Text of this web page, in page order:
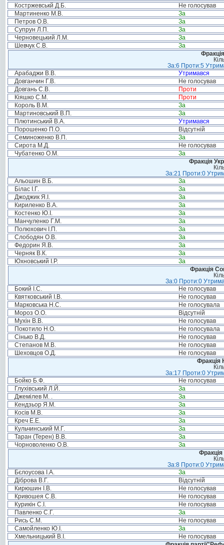
Костржевськй Д.Б.
Не голосував
Мартиненко М.В.
За
Петров О.В.
За
Супрун Л.П.
За
Черновецький Л.М.
За
Шевчук С.В.
За
За:6 Проти:5
Арабаджи В.В.
Утримався
Довганчин Г.В.
Не голосував
Довгань С.В.
Проти
Кіяшко С.М.
Проти
Король В.М.
За
Мартиновський В.П.
За
Плютинський В.А.
Утримався
Порошенко П.О.
Відсутній
Семиноженко В.П.
За
Сирота М.Д.
Не голосував
Чубатенко О.М.
За
Фракція
За:21 Проти:0
Альошин В.Б.
За
Білас І.Г.
За
Джоджик Я.І.
За
Кириленко В.А.
За
Костенко Ю.І.
За
Манчуленко Г.М.
За
Полюхович І.П.
За
Слободян О.В.
За
Федорин Я.В.
За
Черняк В.К.
За
Юхновський І.Р.
За
Фракція
За:0 Проти:0
Бокий І.С.
Не голосував
Квятковський І.В.
Не голосував
Марковська Н.С.
Не голосувала
Мороз О.О.
Відсутній
Мухін В.В.
Не голосував
Покотило Н.О.
Не голосувала
Сінько В.Д.
Не голосував
Степанов М.В.
Не голосував
Шеховцов О.Д.
Не голосував
Фракція
За:17 Проти:0
Бойко Б.Ф.
Не голосував
Глухівський Л.Й.
За
Джемілев М. .
За
Кендзьор Я.М.
За
Косів М.В.
За
Креч Е.Е.
За
Кульчинський М.Г.
За
Таран (Терен) В.В.
За
Чорноволенко О.В.
За
Фракція
За:8 Проти:0
Бєлоусова І.А.
За
Діброва В.Г.
Відсутній
Кирюшин І.В.
Не голосував
Кривошея С.В.
Не голосував
Курикін С.І.
Не голосував
Павленко С.Г.
За
Рись С.М.
Не голосував
Самойленко Ю.І.
За
Хмельницький В.І.
Не голосував